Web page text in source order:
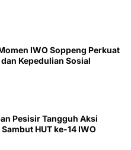
IWO Soppeng Perkuat
Kepedulian Sosial
Pesisir Tangguh Aksi
HUT ke-14 IWO